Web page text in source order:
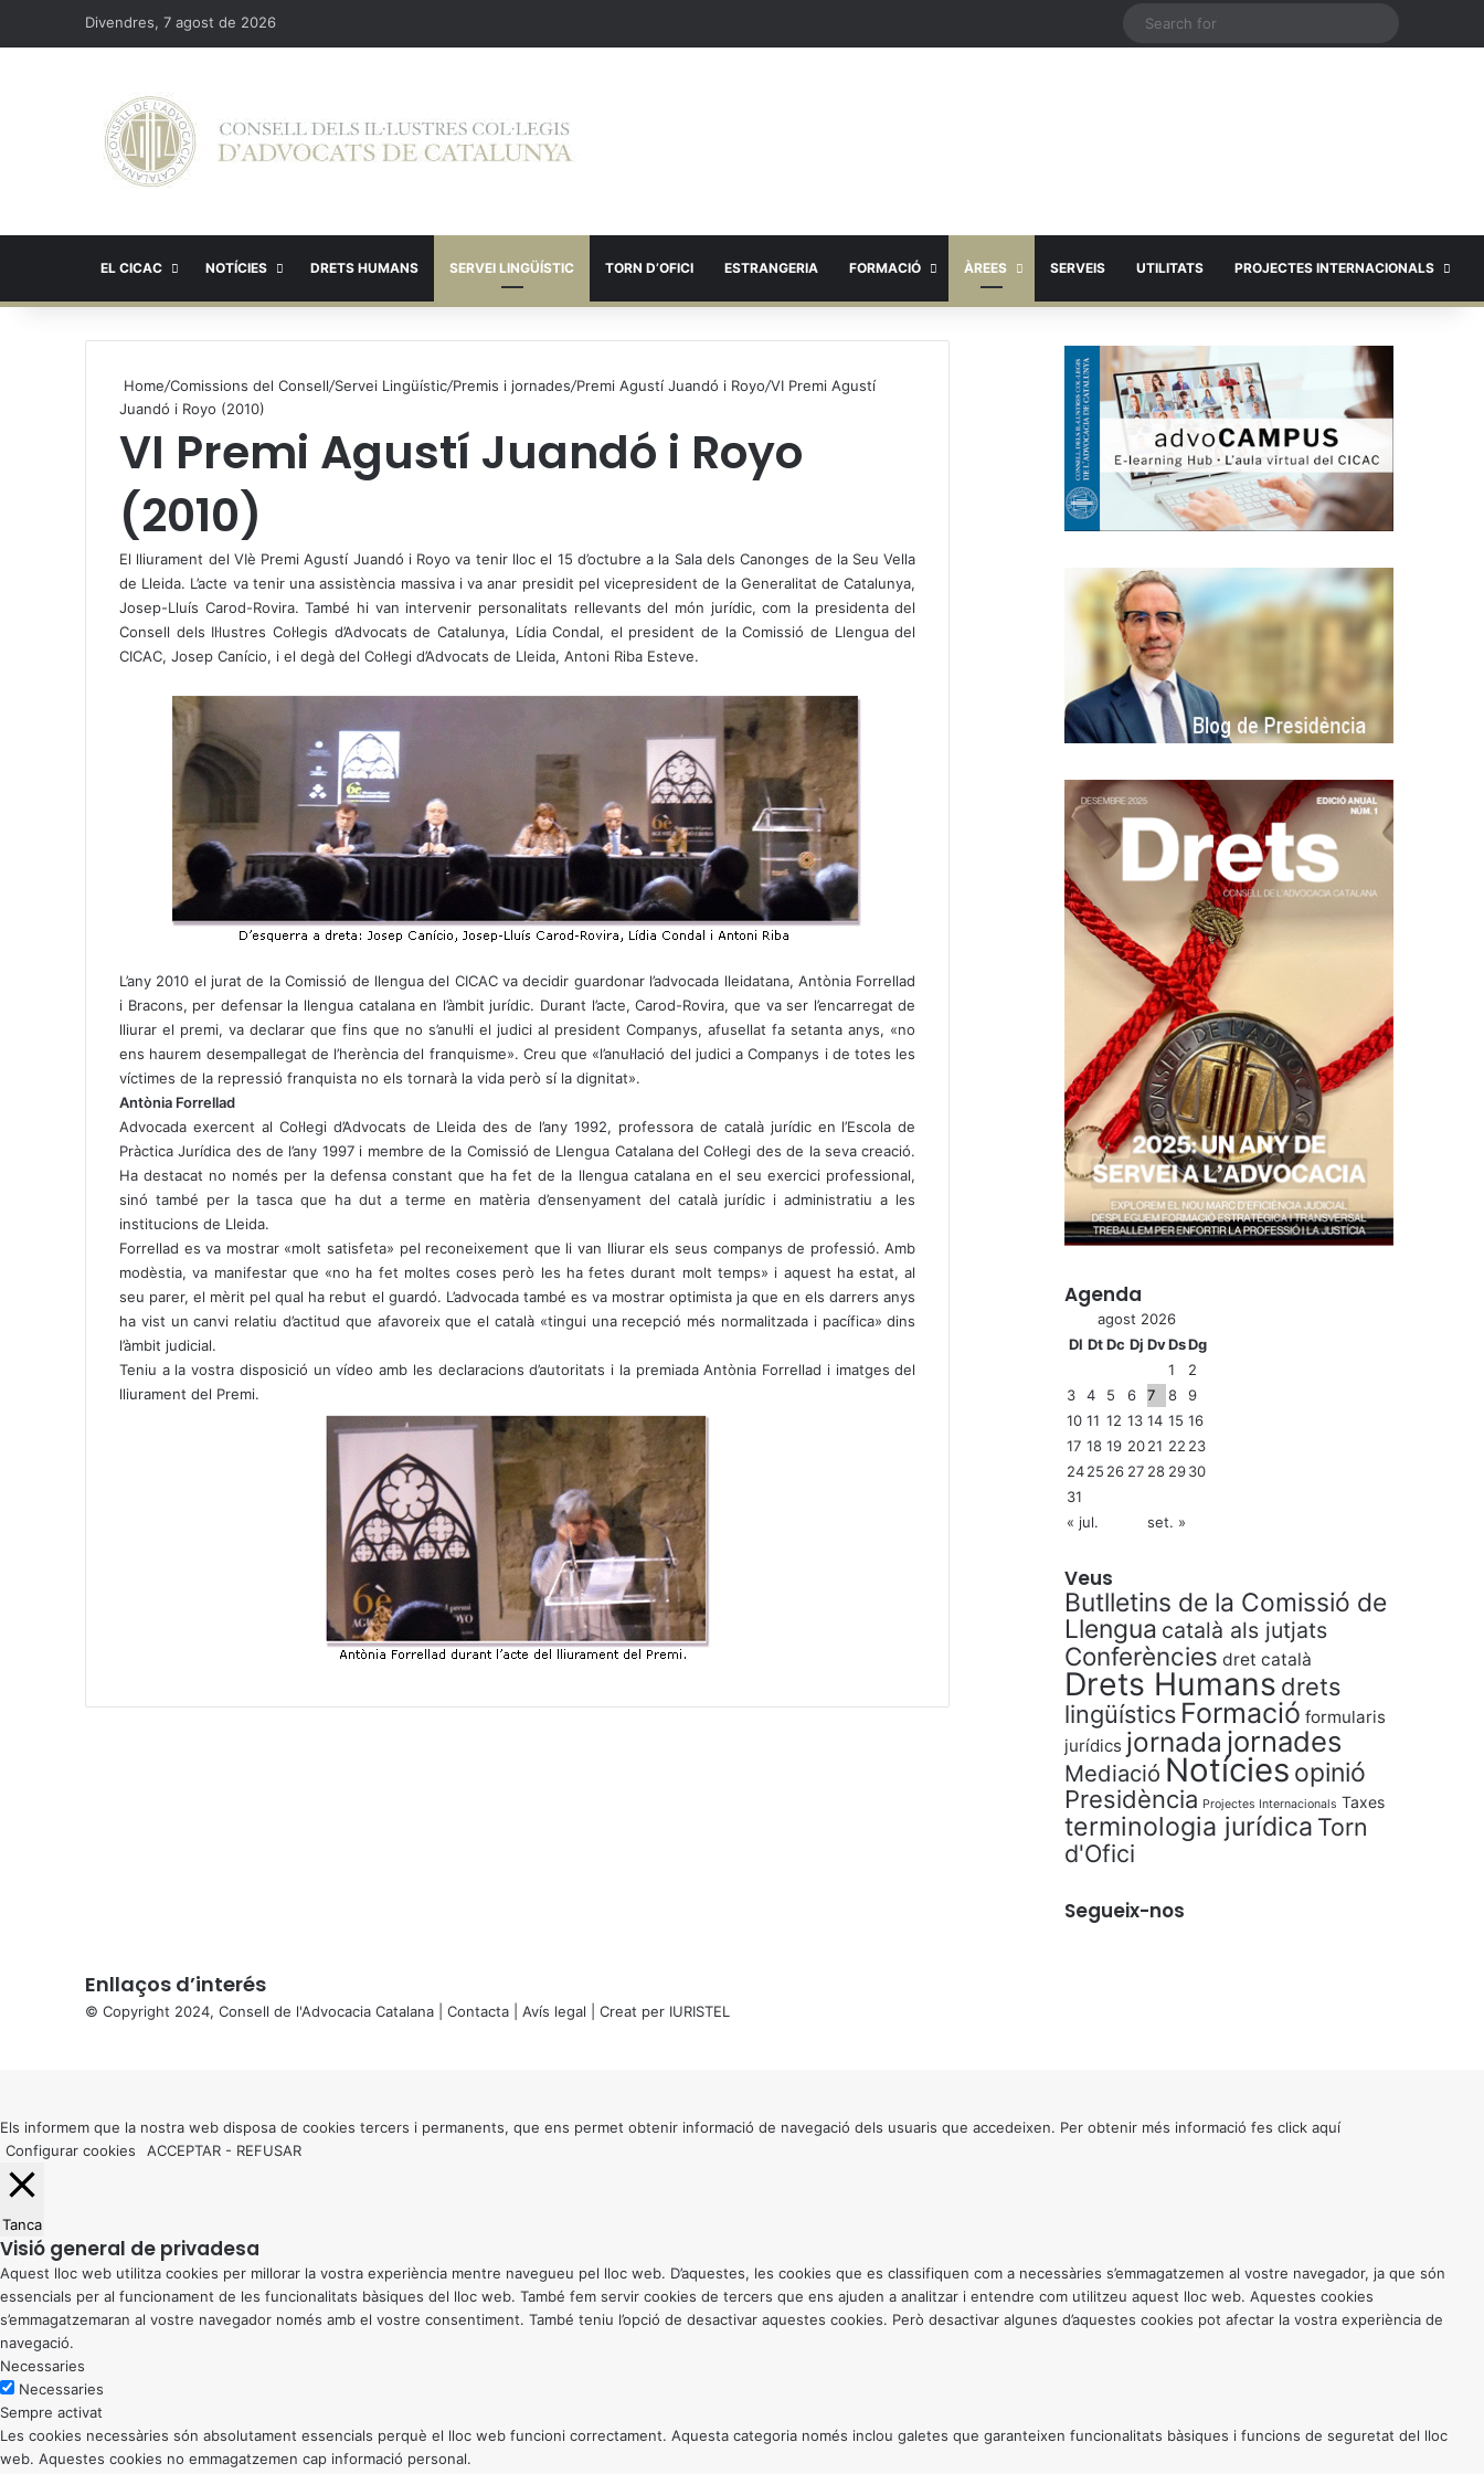
Divendres, 7 agost de 2026
EL CICAC NOTÍCIES DRETS HUMANS SERVEI LINGÜÍSTIC TORN D’OFICI ESTRANGERIA FORMACIÓ ÀREES SERVEIS UTILITATS PROJECTES INTERNACIONALS
Home/Comissions del Consell/Servei Lingüístic/Premis i jornades/Premi Agustí Juandó i Royo/VI Premi Agustí
Juandó i Royo (2010)
VI Premi Agustí Juandó i Royo
(2010)
El lliurament del VIè Premi Agustí Juandó i Royo va tenir lloc el 15 d’octubre a la Sala dels Canonges de la Seu Vella
de Lleida. L’acte va tenir una assistència massiva i va anar presidit pel vicepresident de la Generalitat de Catalunya,
Josep-Lluís Carod-Rovira. També hi van intervenir personalitats rellevants del món jurídic, com la presidenta del
Consell dels Il·lustres Col·legis d’Advocats de Catalunya, Lídia Condal, el president de la Comissió de Llengua del
CICAC, Josep Canício, i el degà del Col·legi d’Advocats de Lleida, Antoni Riba Esteve.
L’any 2010 el jurat de la Comissió de llengua del CICAC va decidir guardonar l’advocada lleidatana, Antònia Forrellad
i Bracons, per defensar la llengua catalana en l’àmbit jurídic. Durant l’acte, Carod-Rovira, que va ser l’encarregat de
lliurar el premi, va declarar que fins que no s’anul·li el judici al president Companys, afusellat fa setanta anys, «no
ens haurem desempallegat de l’herència del franquisme». Creu que «l’anul·lació del judici a Companys i de totes les
víctimes de la repressió franquista no els tornarà la vida però sí la dignitat».
Antònia Forrellad
Advocada exercent al Col·legi d’Advocats de Lleida des de l’any 1992, professora de català jurídic en l’Escola de
Pràctica Jurídica des de l’any 1997 i membre de la Comissió de Llengua Catalana del Col·legi des de la seva creació.
Ha destacat no només per la defensa constant que ha fet de la llengua catalana en el seu exercici professional,
sinó també per la tasca que ha dut a terme en matèria d’ensenyament del català jurídic i administratiu a les
institucions de Lleida.
Forrellad es va mostrar «molt satisfeta» pel reconeixement que li van lliurar els seus companys de professió. Amb
modèstia, va manifestar que «no ha fet moltes coses però les ha fetes durant molt temps» i aquest ha estat, al
seu parer, el mèrit pel qual ha rebut el guardó. L’advocada també es va mostrar optimista ja que en els darrers anys
ha vist un canvi relatiu d’actitud que afavoreix que el català «tingui una recepció més normalitzada i pacífica» dins
l’àmbit judicial.
Teniu a la vostra disposició unvídeoamb les declaracions d’autoritats i la premiada Antònia Forrellad i imatges del
lliurament del Premi.
Agenda
agost 2026
Dl Dt Dc Dj DvDsDg
1
2
3
4 5 6 7 8
9
10 11 12 13 14 15 16
17 18 19 2021 22 23
2425 26 27 28 2930
31
« jul.
set. »
Veus
Butlletins de la Comissió de
Llengua català als jutjats
Conferències dret català
Drets Humans drets
lingüístics Formació formularis
jurídics jornada jornades
Mediació Notícies opinió
Presidència Projectes Internacionals Taxes
terminologia jurídica Torn
d'Ofici
Segueix-nos
Enllaços d’interés
© Copyright 2024, Consell de l'Advocacia Catalana | Contacta Avís legal | Creat per IURISTEL
button
Els informem que la nostra web disposa de cookies tercers i permanents, que ens permet obtenir informació de navegació dels usuaris que accedeixen. Per obtenir més informació fes click aquí
Configurar cookies
ACCEPTAR - REFUSAR
Tanca
Visió general de privadesa
Aquest lloc web utilitza cookies per millorar la vostra experiència mentre navegueu pel lloc web. D’aquestes, les cookies que es classifiquen com a necessàries s’emmagatzemen al vostre navegador, ja que són
essencials per al funcionament de les funcionalitats bàsiques del lloc web. També fem servir cookies de tercers que ens ajuden a analitzar i entendre com utilitzeu aquest lloc web. Aquestes cookies
s’emmagatzemaran al vostre navegador només amb el vostre consentiment. També teniu l’opció de desactivar aquestes cookies. Però desactivar algunes d’aquestes cookies pot afectar la vostra experiència de
navegació.
Necessaries
Necessaries
Sempre activat
Les cookies necessàries són absolutament essencials perquè el lloc web funcioni correctament. Aquesta categoria només inclou galetes que garanteixen funcionalitats bàsiques i funcions de seguretat del lloc
web. Aquestes cookies no emmagatzemen cap informació personal.